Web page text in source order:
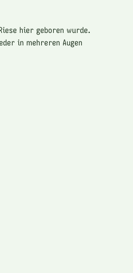
hier geboren wurde.
in mehreren Augen